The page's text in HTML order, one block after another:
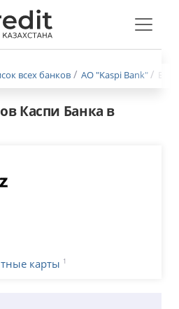
всех банков АО "Kaspi Bank"
Каспи Банка в
карты 1